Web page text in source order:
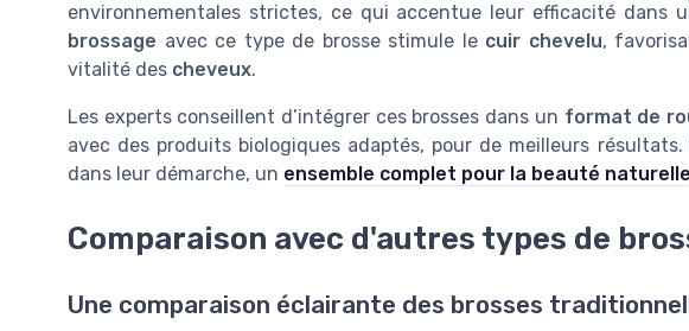
environnementales strictes, ce qui accentue leur efficacité dans
brossage avec ce type de brosse stimule le cuir chevelu,
vitalité des cheveux.
Les experts conseillent d’intégrer ces brosses dans un format de
avec des produits biologiques adaptés, pour de meilleurs
dans leur démarche, un ensemble complet pour la beauté naturelle
Comparaison avec d'autres types de
Une comparaison éclairante des brosses